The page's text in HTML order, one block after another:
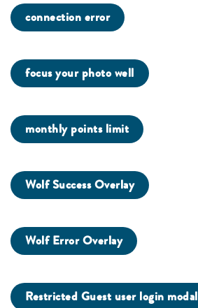
connection error
focus your photo well
monthly points limit
Wolf Success Overlay
Wolf Error Overlay
Restricted Guest user login modal